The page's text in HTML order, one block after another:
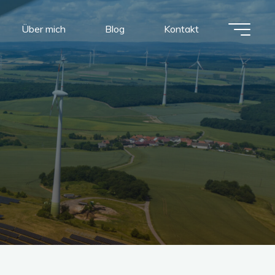
Über mich Blog Kontakt